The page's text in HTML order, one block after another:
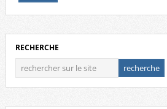
RECHERCHE